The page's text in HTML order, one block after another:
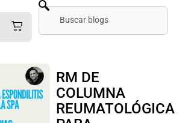
en
Carrito
Buscar
RM DE
COLUMNA
REUMATOLÓGICA